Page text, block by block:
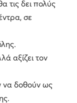
τις δει πολύς
σε
αξίζει τον
να δοθούν ως